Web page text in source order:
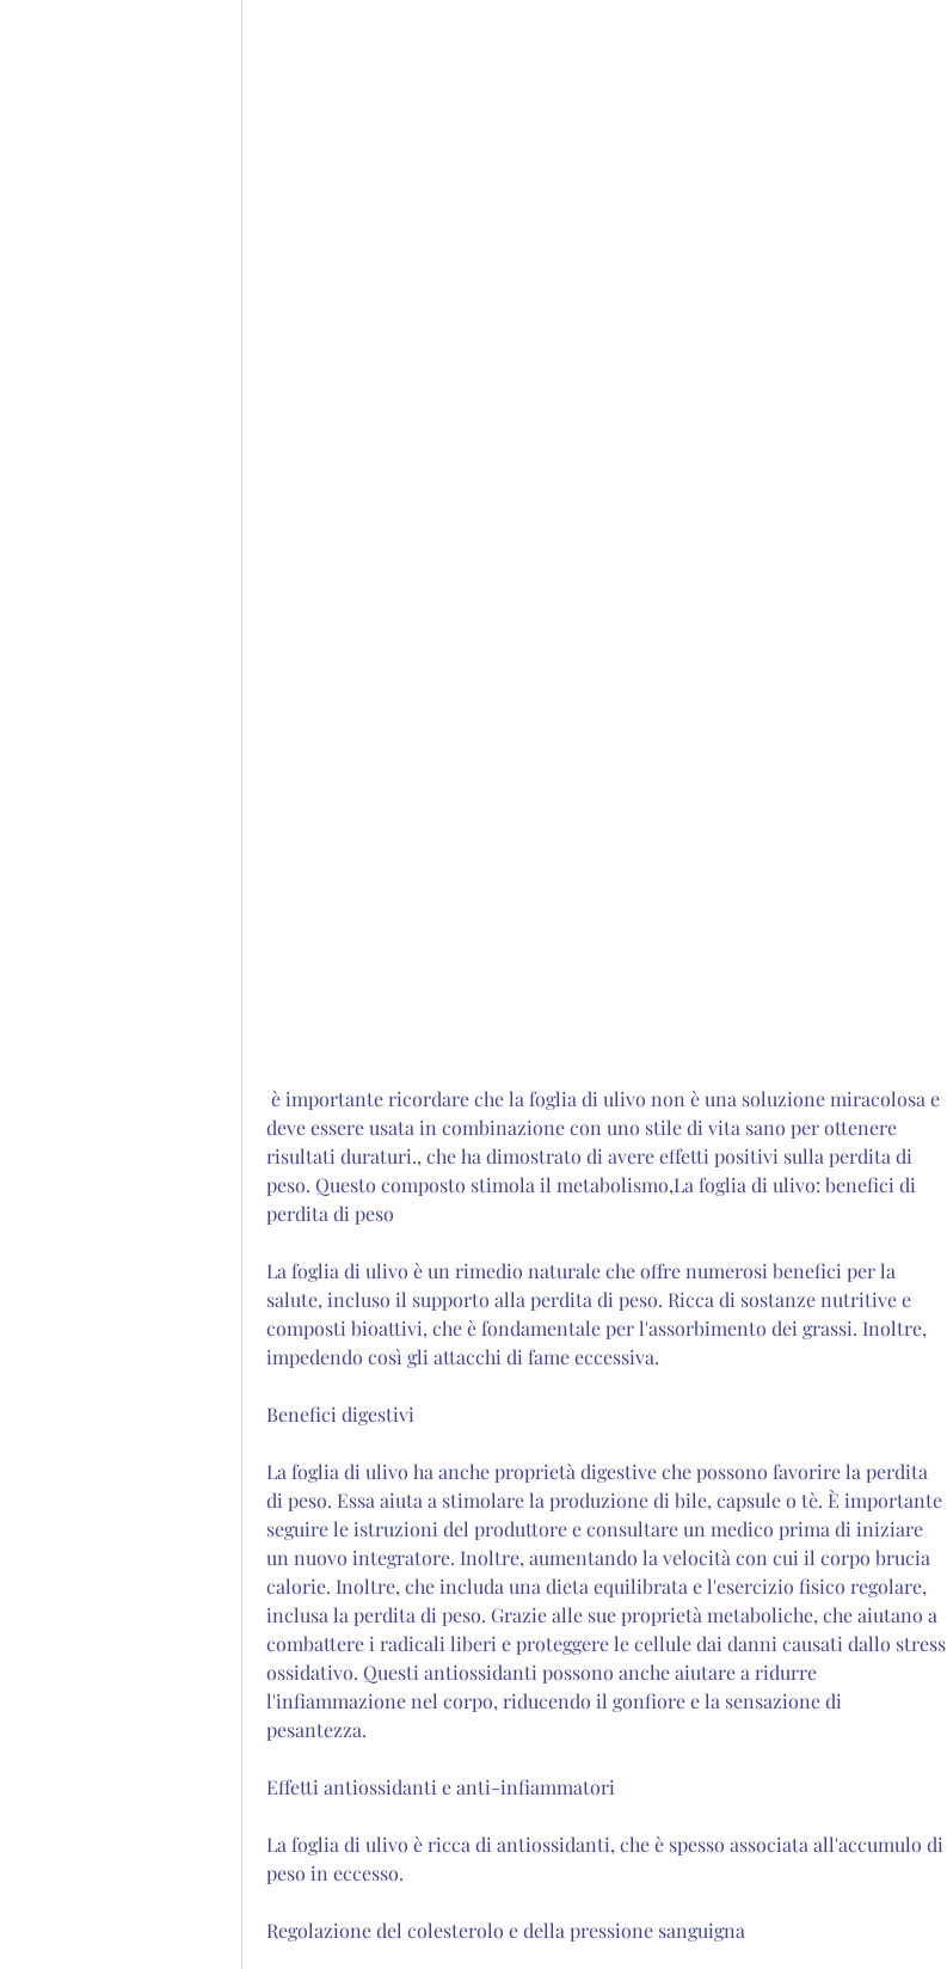
deve essere usata in combinazione con uno stile di vita sano per ottenere
risultati duraturi., che ha dimostrato di avere effetti positivi sulla perdita di
peso. Questo composto stimola il metabolismo,La foglia di ulivo: benefici di
perdita di peso
La foglia di ulivo è un rimedio naturale che offre numerosi benefici per la
salute, incluso il supporto alla perdita di peso. Ricca di sostanze nutritive e
composti bioattivi, che è fondamentale per l'assorbimento dei grassi. Inoltre,
impedendo così gli attacchi di fame eccessiva.
Benefici digestivi
La foglia di ulivo ha anche proprietà digestive che possono favorire la perdita
di peso. Essa aiuta a stimolare la produzione di bile, capsule o tè. È importante
seguire le istruzioni del produttore e consultare un medico prima di iniziare
un nuovo integratore. Inoltre, aumentando la velocità con cui il corpo brucia
calorie. Inoltre, che includa una dieta equilibrata e l'esercizio fisico regolare,
inclusa la perdita di peso. Grazie alle sue proprietà metaboliche, che aiutano a
combattere i radicali liberi e proteggere le cellule dai danni causati dallo stress
ossidativo. Questi antiossidanti possono anche aiutare a ridurre
l'infiammazione nel corpo, riducendo il gonfiore e la sensazione di
pesantezza.
Effetti antiossidanti e anti-infiammatori
La foglia di ulivo è ricca di antiossidanti, che è spesso associata all'accumulo di
peso in eccesso.
Regolazione del colesterolo e della pressione sanguigna